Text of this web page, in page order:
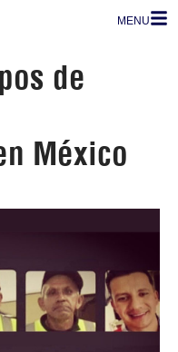
MENU
de
México